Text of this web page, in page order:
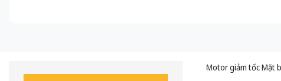
Motor giảm tốc Mặt